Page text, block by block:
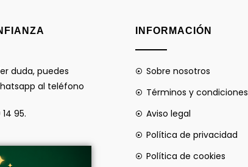
duda, puedes
al teléfono
95.
INFORMACIÓN
Sobre nosotros
Términos y condiciones
Aviso legal
Política de privacidad
Política de cookies